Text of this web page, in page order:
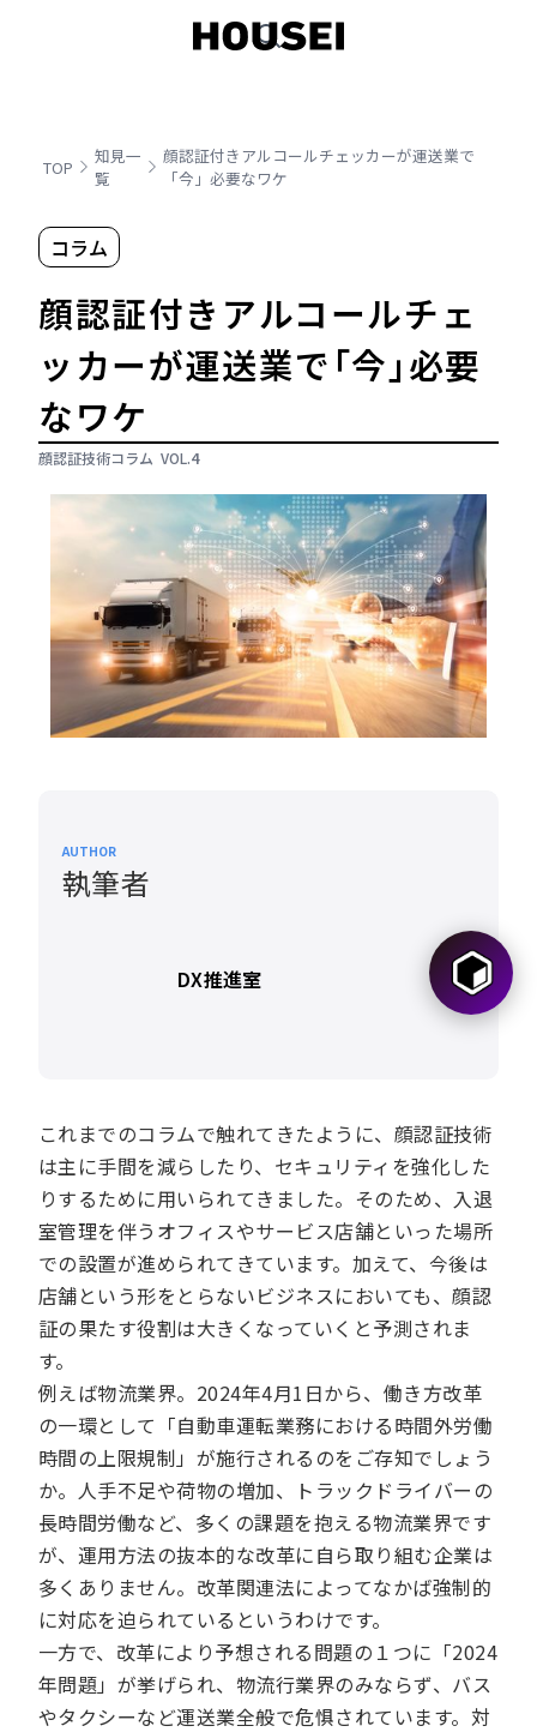
TOP
知見一
覧
顔認証付きアルコールチェッカーが運送業で
「今」必要なワケ
コラム
顔認証付きアルコールチェ
ッカーが運送業で「今」必要
なワケ
顔認証技術コラム VOL.4
AUTHOR
執筆者
DX推進室
これまでのコラムで触れてきたように、顔認証技術
は主に手間を減らしたり、セキュリティを強化した
りするために用いられてきました。そのため、入退
室管理を伴うオフィスやサービス店舗といった場所
での設置が進められてきています。加えて、今後は
店舗という形をとらないビジネスにおいても、顔認
証の果たす役割は大きくなっていくと予測されま
す。
例えば物流業界。2024年4月1日から、働き方改革
の一環として「自動車運転業務における時間外労働
時間の上限規制」が施行されるのをご存知でしょう
か。人手不足や荷物の増加、トラックドライバーの
長時間労働など、多くの課題を抱える物流業界です
が、運用方法の抜本的な改革に自ら取り組む企業は
多くありません。改革関連法によってなかば強制的
に対応を迫られているというわけです。
一方で、改革により予想される問題の１つに「2024
年問題」が挙げられ、物流行業界のみならず、バス
やタクシーなど運送業全般で危惧されています。対